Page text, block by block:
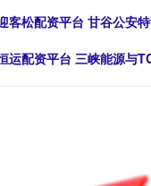
客松配资平台 甘谷公安
运配资平台 三峡能源与